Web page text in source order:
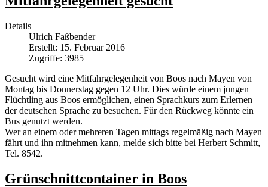
Details
Ulrich Faßbender
Erstellt: 15. Februar 2016
Zugriffe: 3985
Gesucht wird eine Mitfahrgelegenheit von Boos nach Mayen von
Montag bis Donnerstag gegen 12 Uhr. Dies würde einem jungen
Flüchtling aus Boos ermöglichen, einen Sprachkurs zum Erlernen
der deutschen Sprache zu besuchen. Für den Rückweg könnte ein
Bus genutzt werden.
Wer an einem oder mehreren Tagen mittags regelmäßig nach Mayen
fährt und ihn mitnehmen kann, melde sich bitte bei Herbert Schmitt,
Tel. 8542.
Grünschnittcontainer in Boos